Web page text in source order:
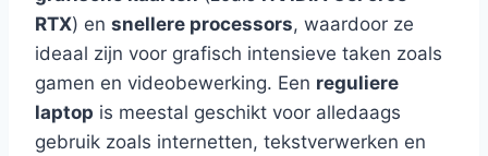
RTX) en snellere processors, waardoor ze
ideaal zijn voor grafisch intensieve taken zoals
gamen en videobewerking. Een reguliere
laptop is meestal geschikt voor alledaags
gebruik zoals internetten, tekstverwerken en